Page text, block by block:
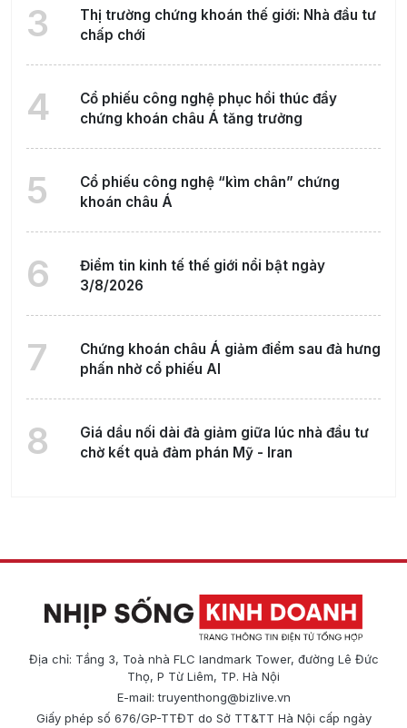
3
Thị trường chứng khoán thế giới: Nhà đầu tư
chấp chới
4
Cổ phiếu công nghệ phục hồi thúc đẩy
chứng khoán châu Á tăng trưởng
5
Cổ phiếu công nghệ “kìm chân” chứng
khoán châu Á
6
Điểm tin kinh tế thế giới nổi bật ngày
3/8/2026
7
Chứng khoán châu Á giảm điểm sau đà hưng
phấn nhờ cổ phiếu AI
8
Giá dầu nối dài đà giảm giữa lúc nhà đầu tư
chờ kết quả đàm phán Mỹ - Iran
Địa chỉ: Tầng 3, Toà nhà FLC landmark Tower, đường Lê Đức
Thọ, P Từ Liêm, TP. Hà Nội
E-mail:truyenthong@bizlive.vn
Giấy phép số 676/GP-TTĐT do Sở TT&TT Hà Nội cấp ngày